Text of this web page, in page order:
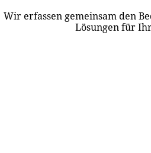
Wir erfassen gemeinsam den
Lösungen für